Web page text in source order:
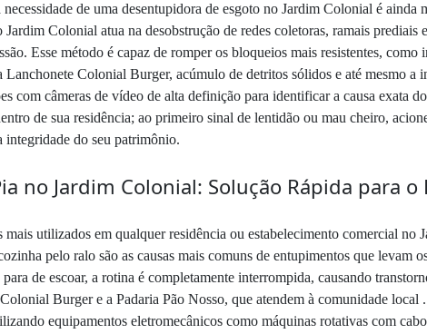
de uma desentupidora de esgoto no Jardim Colonial é
Colonial atua na desobstrução de redes coletoras, ramais
Esse método é capaz de romper os bloqueios mais resistentes,
Colonial Burger, acúmulo de detritos sólidos e até mesmo a
com câmeras de vídeo de alta definição para identificar a causa exata
de sua residência; ao primeiro sinal de lentidão ou mau cheiro,
integridade do seu patrimônio.
no Jardim Colonial: Solução Rápida para o
utilizados em qualquer residência ou estabelecimento comercial
pelo ralo são as causas mais comuns de entupimentos que levam
de escoar, a rotina é completamente interrompida, causando
Burger e a Padaria Pão Nosso, que atendem à comunidade
equipamentos eletromecânicos como máquinas rotativas com